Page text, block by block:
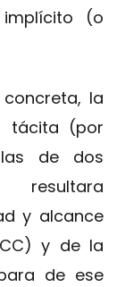
(o
la
tácita (por
de dos
resultara
y alcance
y de la
de ese